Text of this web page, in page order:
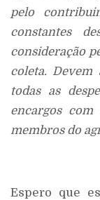
pelo
constantes
consideração
coleta.
todas as
encargos
membros do
Espero que